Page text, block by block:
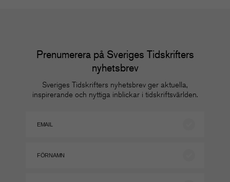
Prenumerera på Sveriges Tidskrifters
nyhetsbrev
Sveriges Tidskrifters nyhetsbrev ger aktuella,
inspirerande och nyttiga inblickar i tidskriftsvärlden.